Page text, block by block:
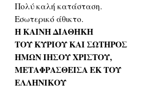
Πολύ καλή κατάσταση.
Εσωτερικό άθικτο.
Η ΚΑΙΝΗ ΔΙΑΘΗΚΗ
ΤΟΥ ΚΥΡΙΟΥ ΚΑΙ ΣΩΤΗΡΟΣ
ΗΜΩΝ ΙΗΣΟΥ ΧΡΙΣΤΟΥ,
ΜΕΤΑΦΡΑΣΘΕΙΣΑ ΕΚ ΤΟΥ
ΕΛΛΗΝΙΚΟΥ